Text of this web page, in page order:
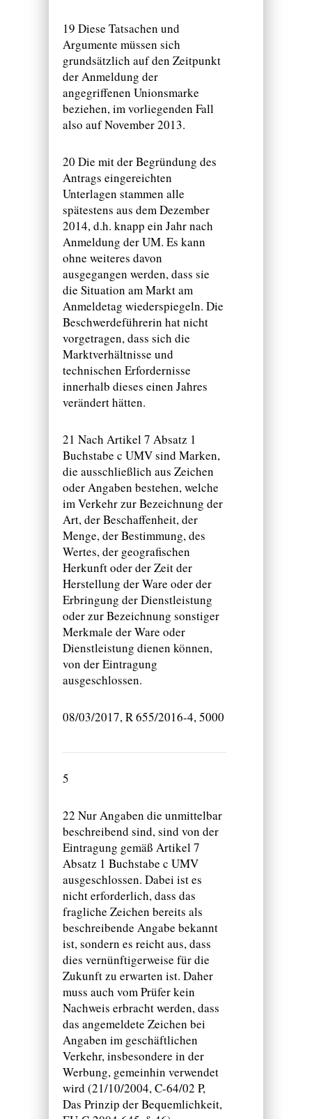
19 Diese Tatsachen und
Argumente müssen sich
grundsätzlich auf den Zeitpunkt
der Anmeldung der
angegriffenen Unionsmarke
beziehen, im vorliegenden Fall
also auf November 2013.
20 Die mit der Begründung des
Antrags eingereichten
Unterlagen stammen alle
spätestens aus dem Dezember
2014, d.h. knapp ein Jahr nach
Anmeldung der UM. Es kann
ohne weiteres davon
ausgegangen werden, dass sie
die Situation am Markt am
Anmeldetag wiederspiegeln. Die
Beschwerdeführerin hat nicht
vorgetragen, dass sich die
Marktverhältnisse und
technischen Erfordernisse
innerhalb dieses einen Jahres
verändert hätten.
21 Nach Artikel 7 Absatz 1
Buchstabe c UMV sind Marken,
die ausschließlich aus Zeichen
oder Angaben bestehen, welche
im Verkehr zur Bezeichnung der
Art, der Beschaffenheit, der
Menge, der Bestimmung, des
Wertes, der geografischen
Herkunft oder der Zeit der
Herstellung der Ware oder der
Erbringung der Dienstleistung
oder zur Bezeichnung sonstiger
Merkmale der Ware oder
Dienstleistung dienen können,
von der Eintragung
ausgeschlossen.
08/03/2017, R 655/2016-4, 5000
5
22 Nur Angaben die unmittelbar
beschreibend sind, sind von der
Eintragung gemäß Artikel 7
Absatz 1 Buchstabe c UMV
ausgeschlossen. Dabei ist es
nicht erforderlich, dass das
fragliche Zeichen bereits als
beschreibende Angabe bekannt
ist, sondern es reicht aus, dass
dies vernünftigerweise für die
Zukunft zu erwarten ist. Daher
muss auch vom Prüfer kein
Nachweis erbracht werden, dass
das angemeldete Zeichen bei
Angaben im geschäftlichen
Verkehr, insbesondere in der
Werbung, gemeinhin verwendet
wird (21/10/2004, C-64/02 P,
Das Prinzip der Bequemlichkeit,